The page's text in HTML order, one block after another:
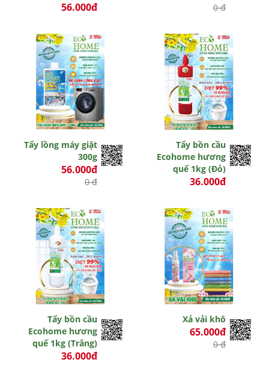
56.000đ 0 đ
Tẩy lồng máy giặt
300g
56.000đ
0 đ
Tẩy bồn cầu
Ecohome hương
quế 1kg (Đỏ)
36.000đ
Tẩy bồn cầu
Ecohome hương
quế 1kg (Trắng)
36.000đ
Xả vải khô
65.000đ
0 đ